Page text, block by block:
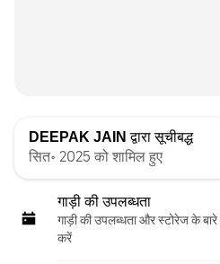
DEEPAK JAIN द्वारा सूचीबद्ध
सित॰ 2025 को शामिल हुए
गाड़ी की उपलब्धता
गाड़ी की उपलब्धता और स्‍टोरेज के
करें